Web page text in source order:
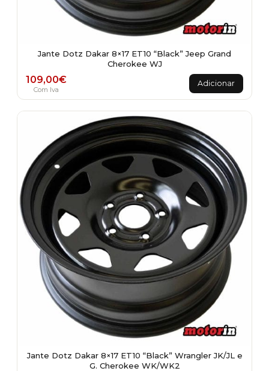
Jante Dotz Dakar 8×17 ET10 “Black” Jeep Grand
Cherokee WJ
109,00€
Com Iva
Adicionar
Jante Dotz Dakar 8×17 ET10 “Black” Wrangler JK/JL e
G. Cherokee WK/WK2